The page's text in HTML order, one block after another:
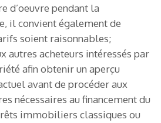
d’oeuvre pendant la
il convient également de
soient raisonnables;
autres acheteurs intéressés par
afin obtenir un aperçu
avant de procéder aux
nécessaires au financement du
immobiliers classiques ou